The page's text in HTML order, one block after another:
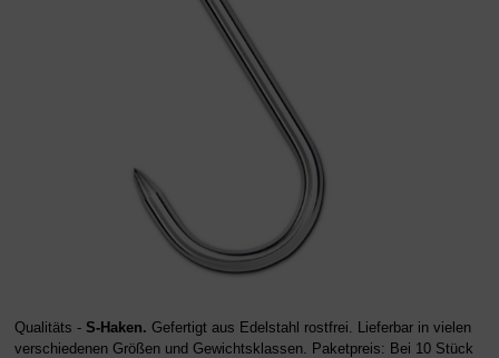
Qualitäts - S-Haken. Gefertigt aus Edelstahl rostfrei. Lieferbar in vielen
verschiedenen Größen und Gewichtsklassen. Paketpreis: Bei 10 Stück